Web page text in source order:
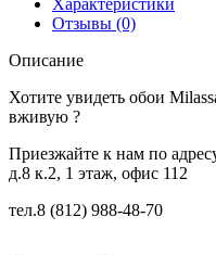
Отзывы (0)
Описание
Хотите увидеть обои
вживую ?
Приезжайте к нам по
д.8 к.2, 1 этаж, офис 112
тел.8 (812) 988-48-70